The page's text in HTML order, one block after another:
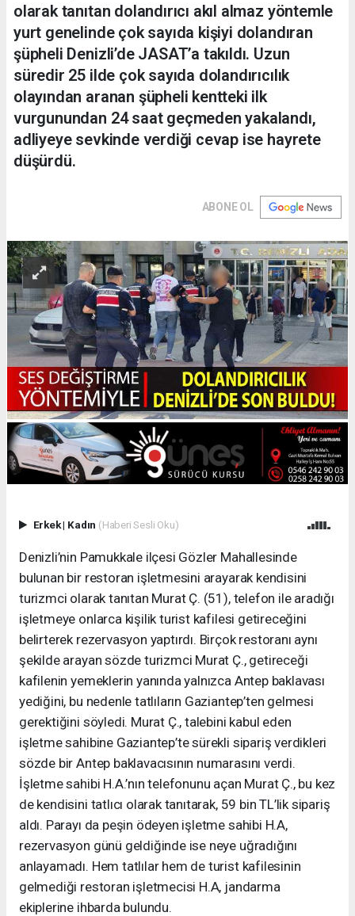
olarak tanıtan dolandırıcı akıl almaz yöntemle
yurt genelinde çok sayıda kişiyi dolandıran
şüpheli Denizli’de JASAT’a takıldı. Uzun
süredir 25 ilde çok sayıda dolandırıcılık
olayından aranan şüpheli kentteki ilk
vurgunundan 24 saat geçmeden yakalandı,
adliyeye sevkinde verdiği cevap ise hayrete
düşürdü.
ABONE OL
Erkek| Kadın (Haberi Sesli Oku)
Denizli’nin Pamukkale ilçesi Gözler Mahallesinde
bulunan bir restoran işletmesini arayarak kendisini
turizmci olarak tanıtan Murat Ç. (51), telefon ile aradığı
işletmeye onlarca kişilik turist kafilesi getireceğini
belirterek rezervasyon yaptırdı. Birçok restoranı aynı
şekilde arayan sözde turizmci Murat Ç., getireceği
kafilenin yemeklerin yanında yalnızca Antep baklavası
yediğini, bu nedenle tatlıların Gaziantep’ten gelmesi
gerektiğini söyledi. Murat Ç., talebini kabul eden
işletme sahibine Gaziantep’te sürekli sipariş verdikleri
sözde bir Antep baklavacısının numarasını verdi.
İşletme sahibi H.A.’nın telefonunu açan Murat Ç., bu kez
de kendisini tatlıcı olarak tanıtarak, 59 bin TL’lik sipariş
aldı. Parayı da peşin ödeyen işletme sahibi H.A,
rezervasyon günü geldiğinde ise neye uğradığını
anlayamadı. Hem tatlılar hem de turist kafilesinin
gelmediği restoran işletmecisi H.A, jandarma
ekiplerine ihbarda bulundu.